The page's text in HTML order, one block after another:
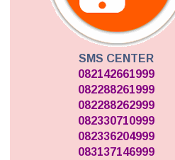
SMS CENTER
082142661999
082288261999
082288262999
082330710999
082336204999
083137146999